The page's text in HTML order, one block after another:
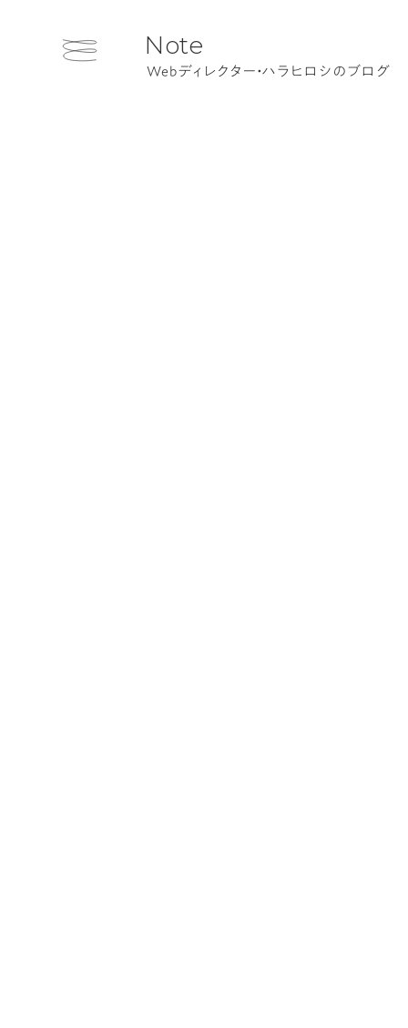
Note
Webディレクター・ハラヒロシのブログ